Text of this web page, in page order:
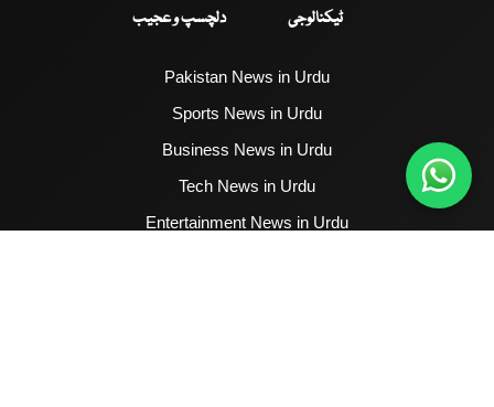
ٹیکنالوجی
دلچسپ و عجیب
Pakistan News in Urdu
Sports News in Urdu
Business News in Urdu
Tech News in Urdu
Entertainment News in Urdu